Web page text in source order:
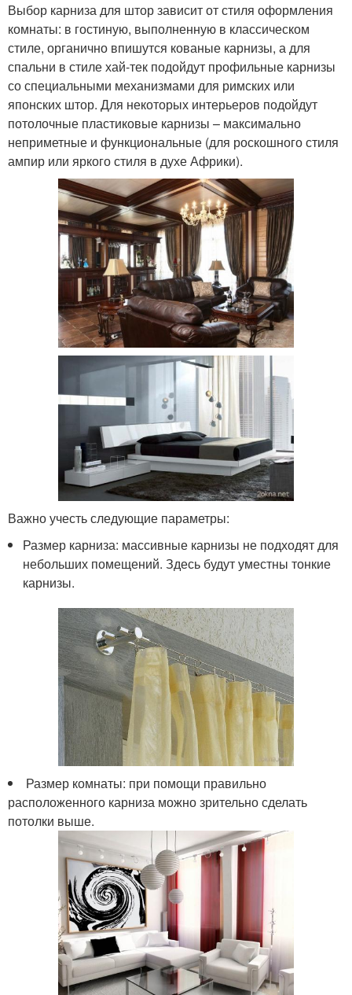
Выбор карниза для штор зависит от стиля оформления
комнаты: в гостиную, выполненную в классическом
стиле, органично впишутся кованые карнизы, а для
спальни в стиле хай-тек подойдут профильные карнизы
со специальными механизмами для римских или
японских штор. Для некоторых интерьеров подойдут
потолочные пластиковые карнизы – максимально
неприметные и функциональные (для роскошного стиля
ампир или яркого стиля в духе Африки).
Важно учесть следующие параметры:
Размер карниза: массивные карнизы не подходят для
небольших помещений. Здесь будут уместны тонкие
карнизы.
Размер комнаты: при помощи правильно
расположенного карниза можно зрительно сделать
потолки выше.